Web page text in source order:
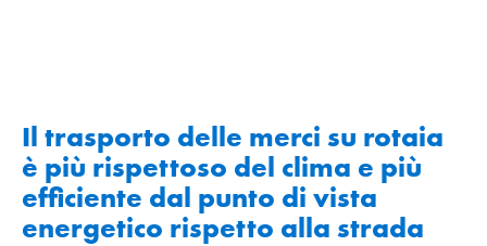
Il trasporto delle merci su rotaia
è più rispettoso del clima e più
efficiente dal punto di vista
energetico rispetto alla strada